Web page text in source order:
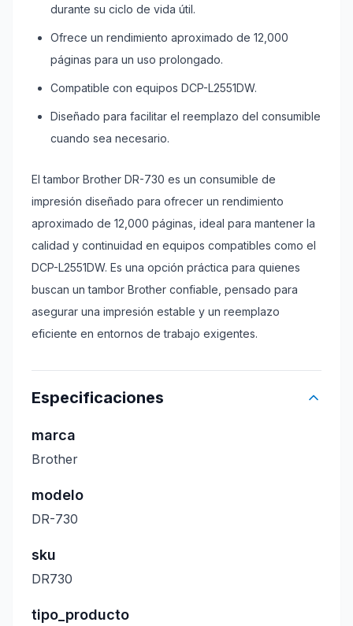
durante su ciclo de vida útil.
Ofrece un rendimiento aproximado de 12,000
páginas para un uso prolongado.
Compatible con equipos DCP-L2551DW.
Diseñado para facilitar el reemplazo del consumible
cuando sea necesario.
El tambor Brother DR-730 es un consumible de
impresión diseñado para ofrecer un rendimiento
aproximado de 12,000 páginas, ideal para mantener la
calidad y continuidad en equipos compatibles como el
DCP-L2551DW. Es una opción práctica para quienes
buscan un tambor Brother confiable, pensado para
asegurar una impresión estable y un reemplazo
eficiente en entornos de trabajo exigentes.
Especificaciones
marca
Brother
modelo
DR-730
sku
DR730
tipo_producto